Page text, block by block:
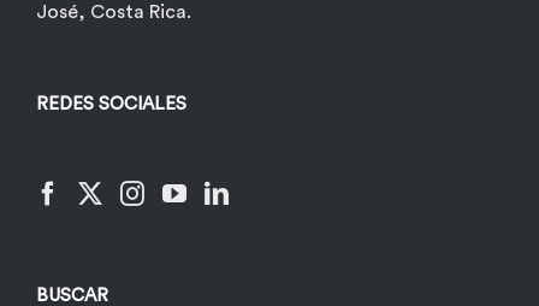
José, Costa Rica.
REDES SOCIALES
BUSCAR